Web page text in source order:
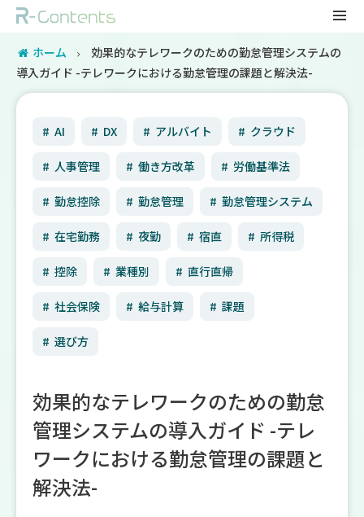
ホーム
効果的なテレワークのための勤怠管理システムの
導入ガイド -テレワークにおける勤怠管理の課題と解決法-
AI DX アルバイト クラウド
人事管理 働き方改革 労働基準法
勤怠控除 勤怠管理 勤怠管理システム
在宅勤務 夜勤 宿直 所得税
控除 業種別 直行直帰
社会保険 給与計算 課題
選び方
効果的なテレワークのための勤怠
管理システムの導入ガイド -テレ
ワークにおける勤怠管理の課題と
解決法-